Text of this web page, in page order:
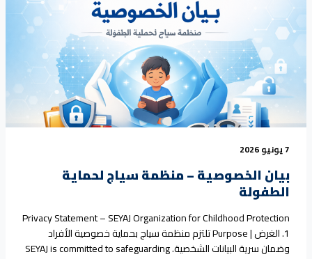
%d8%a7%d9%84%d8%b1%d8%b3%d9%85%d9%8a%d8%a9-
%d8%a7%d9%84%d9%85%d8%b9-2/">Continue reading <span
class="sr-only">"احصاءات مرعبة عن تزايد العنف ضد الأطفال في
اليمن"</span></a>
7 يونيو 2026
بيان الخصوصية – منظمة سياج لحماية
الطفولة
Privacy Statement – SEYAJ Organization for Childhood Protection
1. الغرض | Purpose تلتزم منظمة سياج بحماية خصوصية الأفراد
وضمان سرية البيانات الشخصية. SEYAJ is committed to safeguarding